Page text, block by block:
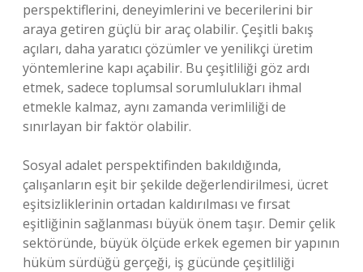
perspektiflerini, deneyimlerini ve becerilerini bir
araya getiren güçlü bir araç olabilir. Çeşitli bakış
açıları, daha yaratıcı çözümler ve yenilikçi üretim
yöntemlerine kapı açabilir. Bu çeşitliliği göz ardı
etmek, sadece toplumsal sorumlulukları ihmal
etmekle kalmaz, aynı zamanda verimliliği de
sınırlayan bir faktör olabilir.
Sosyal adalet perspektifinden bakıldığında,
çalışanların eşit bir şekilde değerlendirilmesi, ücret
eşitsizliklerinin ortadan kaldırılması ve fırsat
eşitliğinin sağlanması büyük önem taşır. Demir çelik
sektöründe, büyük ölçüde erkek egemen bir yapının
hüküm sürdüğü gerçeği, iş gücünde çeşitliliği